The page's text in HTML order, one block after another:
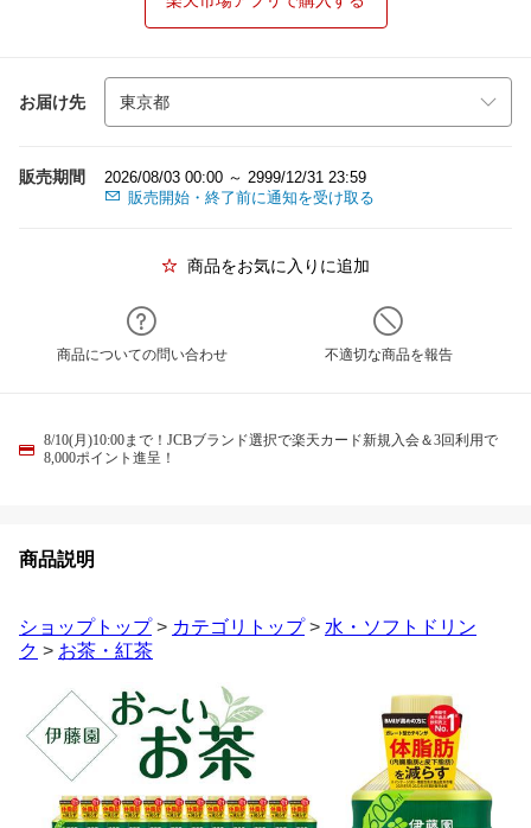
お届け先
販売期間
2026/08/03 00:00 ～ 2999/12/31 23:59
販売開始・終了前に通知を受け取る
商品をお気に入りに追加
商品についての問い合わせ 不適切な商品を報告
8/10(月)10:00まで！JCBブランド選択で楽天カード新規入会＆3回利用で
8,000ポイント進呈！
商品説明
ショップトップ> カテゴリトップ> 水・ソフトドリン
ク > お茶・紅茶